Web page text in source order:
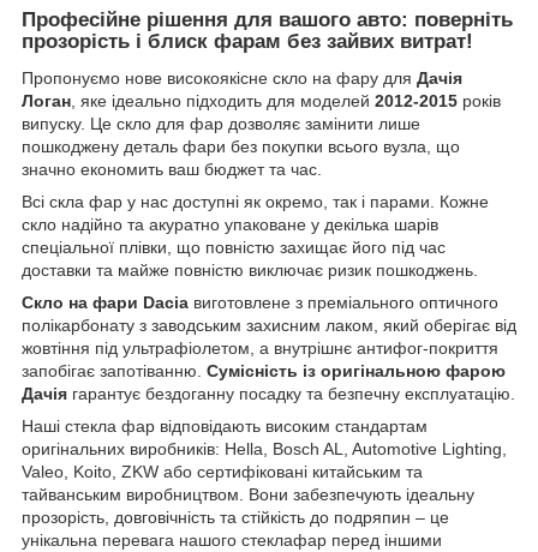
Професійне рішення для вашого авто: поверніть
прозорість і блиск фарам без зайвих витрат!
Пропонуємо нове високоякісне скло на фару для Дачія
Логан, яке ідеально підходить для моделей 2012-2015 років
випуску. Це скло для фар дозволяє замінити лише
пошкоджену деталь фари без покупки всього вузла, що
значно економить ваш бюджет та час.
Всі скла фар у нас доступні як окремо, так і парами. Кожне
скло надійно та акуратно упаковане у декілька шарів
спеціальної плівки, що повністю захищає його під час
доставки та майже повністю виключає ризик пошкоджень.
Скло на фари Dacia виготовлене з преміального оптичного
полікарбонату з заводським захисним лаком, який оберігає від
жовтіння під ультрафіолетом, а внутрішнє антифог-покриття
запобігає запотіванню. Сумісність із оригінальною фарою
Дачія гарантує бездоганну посадку та безпечну експлуатацію.
Наші стекла фар відповідають високим стандартам
оригінальних виробників: Hella, Bosch AL, Automotive Lighting,
Valeo, Koito, ZKW або сертифіковані китайським та
тайванським виробництвом. Вони забезпечують ідеальну
прозорість, довговічність та стійкість до подряпин – це
унікальна перевага нашого стеклафар перед іншими